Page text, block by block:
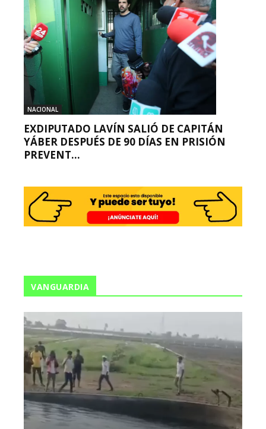
NACIONAL
EXDIPUTADO LAVÍN SALIÓ DE CAPITÁN
YÁBER DESPUÉS DE 90 DÍAS EN PRISIÓN
PREVENT...
VANGUARDIA